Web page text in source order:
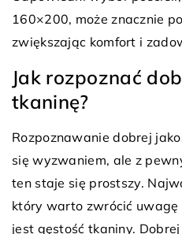
160×200, może znacznie
zwiększając komfort i
Jak rozpoznać
tkaninę?
Rozpoznawanie dobrej
się wyzwaniem, ale z
ten staje się prostszy.
który warto zwrócić uwagę
jest gęstość tkaniny.